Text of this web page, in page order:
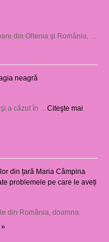
din Oltenia și România, …
neagră
a căzut în … Citeşte mai
din țară Maria Câmpina
problemele pe care le aveți
din România, doamna
»